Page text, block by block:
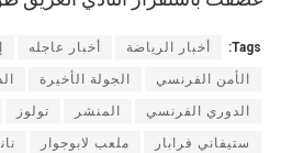
Tags: أخبار الرياضة أخبار عاجله
الأمن الفرنسي الجولة الأخيرة
الدوري الفرنسي المنشر تولوز
ستيفاني فرابار ملعب لابوجوار